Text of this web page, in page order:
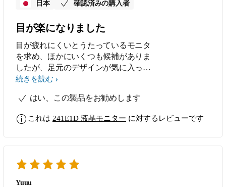
日本 確認済みの購入者
目が楽になりました
目が疲れにくいとうたっているモニタ
を求め、ほかにいくつも候補がありま
したが、足元のデザインが気に入って
これを購入。目が実際楽になり、一日
て感謝です。
続きを読む
はい、この製品をお勧めします
これは 241E1D 液晶モニター に対するレビューです
Yuuu